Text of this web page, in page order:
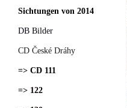
Sichtungen von 2014
DB Bilder
CD České Dráhy
=> CD 111
=> 122